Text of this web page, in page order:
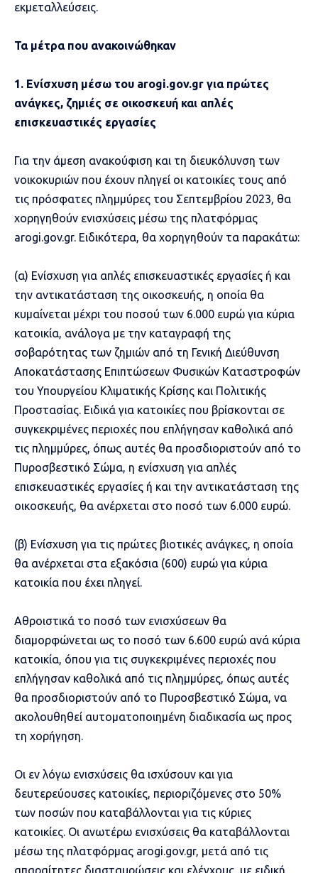
εκμεταλλεύσεις.
Τα μέτρα που ανακοινώθηκαν
1. Ενίσχυση μέσω του arogi.gov.gr για πρώτες
ανάγκες, ζημιές σε οικοσκευή και απλές
επισκευαστικές εργασίες
Για την άμεση ανακούφιση και τη διευκόλυνση των
νοικοκυριών που έχουν πληγεί οι κατοικίες τους από
τις πρόσφατες πλημμύρες του Σεπτεμβρίου 2023, θα
χορηγηθούν ενισχύσεις μέσω της πλατφόρμας
arogi.gov.gr. Ειδικότερα, θα χορηγηθούν τα παρακάτω:
(α) Ενίσχυση για απλές επισκευαστικές εργασίες ή και
την αντικατάσταση της οικοσκευής, η οποία θα
κυμαίνεται μέχρι του ποσού των 6.000 ευρώ για κύρια
κατοικία, ανάλογα με την καταγραφή της
σοβαρότητας των ζημιών από τη Γενική Διεύθυνση
Αποκατάστασης Επιπτώσεων Φυσικών Καταστροφών
του Υπουργείου Κλιματικής Κρίσης και Πολιτικής
Προστασίας. Ειδικά για κατοικίες που βρίσκονται σε
συγκεκριμένες περιοχές που επλήγησαν καθολικά από
τις πλημμύρες, όπως αυτές θα προσδιοριστούν από το
Πυροσβεστικό Σώμα, η ενίσχυση για απλές
επισκευαστικές εργασίες ή και την αντικατάσταση της
οικοσκευής, θα ανέρχεται στο ποσό των 6.000 ευρώ.
(β) Ενίσχυση για τις πρώτες βιοτικές ανάγκες, η οποία
θα ανέρχεται στα εξακόσια (600) ευρώ για κύρια
κατοικία που έχει πληγεί.
Αθροιστικά το ποσό των ενισχύσεων θα
διαμορφώνεται ως το ποσό των 6.600 ευρώ ανά κύρια
κατοικία, όπου για τις συγκεκριμένες περιοχές που
επλήγησαν καθολικά από τις πλημμύρες, όπως αυτές
θα προσδιοριστούν από το Πυροσβεστικό Σώμα, να
ακολουθηθεί αυτοματοποιημένη διαδικασία ως προς
τη χορήγηση.
Οι εν λόγω ενισχύσεις θα ισχύσουν και για
δευτερεύουσες κατοικίες, περιοριζόμενες στο 50%
των ποσών που καταβάλλονται για τις κύριες
κατοικίες. Οι ανωτέρω ενισχύσεις θα καταβάλλονται
μέσω της πλατφόρμας arogi.gov.gr, μετά από τις
απαραίτητες διασταυρώσεις και ελέγχους, με ειδική